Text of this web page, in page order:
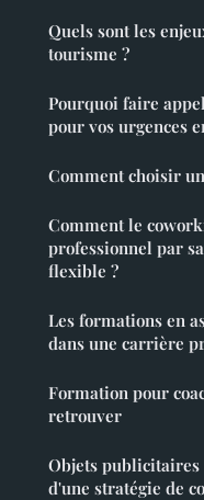
Quels sont les
tourisme ?
Pourquoi faire
pour vos urgences
Comment choisir
Comment le
professionnel par
flexible ?
Les formations en
dans une carrière
Formation pour
retrouver
Objets
d'une stratégie de